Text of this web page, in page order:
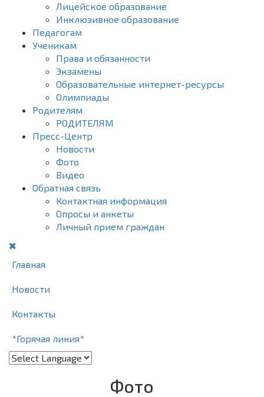
Лицейское образование
Инклюзивное образование
Педагогам
Ученикам
Права и обязанности
Экзамены
Образовательные интернет-ресурсы
Олимпиады
Родителям
РОДИТЕЛЯМ
Пресс-Центр
Новости
Фото
Видео
Обратная связь
Контактная информация
Опросы и анкеты
Личный прием граждан
Главная
Новости
Контакты
*Горячая линия*
Фото